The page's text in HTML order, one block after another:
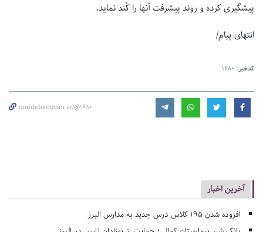
پیشگیری کرده و روند پیشرفت آنها را کُند نماید.
انتهای پیام/
کدخبر: 1680
omidebanovan.ir/@1680
آخرین اخبار
افزوده شدن ۱۹۵ کلاس درس جدید به مدارس البرز